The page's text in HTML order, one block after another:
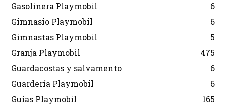
Gasolinera Playmobil
6
Gimnasio Playmobil
6
Gimnastas Playmobil
5
Granja Playmobil
475
Guardacostas y salvamento
6
Guardería Playmobil
6
Guías Playmobil
165